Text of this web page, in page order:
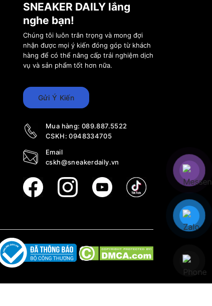
SNEAKER DAILY lắng
nghe bạn!
Chúng tôi luôn trân trọng và mong đợi
nhận được mọi ý kiến đóng góp từ khách
hàng để có thể nâng cấp trải nghiệm dịch
vụ và sản phẩm tốt hơn nữa.
Gửi Ý Kiến
Mua hàng: 089.887.5522
CSKH:0948334705
Email
cskh@sneakerdaily.vn